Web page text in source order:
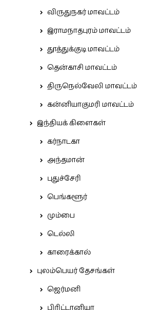
விருதுநகர் மாவட்டம்
இராமநாதபுரம் மாவட்டம்
தூத்துக்குடி மாவட்டம்
தென்காசி மாவட்டம்
திருநெல்வேலி மாவட்டம்
கன்னியாகுமரி மாவட்டம்
இந்தியக் கிளைகள்
கர்நாடகா
அந்தமான்
புதுச்சேரி
பெங்களூர்
மும்பை
டெல்லி
காரைக்கால்
புலம்பெயர் தேசங்கள்
ஜெர்மனி